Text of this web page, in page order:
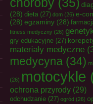
(28) dieta (27) dom (26) e-
(28) egzaminy (28)
fitness medyczny (26)
gry edukacyjne (27)
materiały medyczne
medycyna (34)
(26) motocykle
ochrona przyrody (29)
odchudzanie (27) ogród (26)